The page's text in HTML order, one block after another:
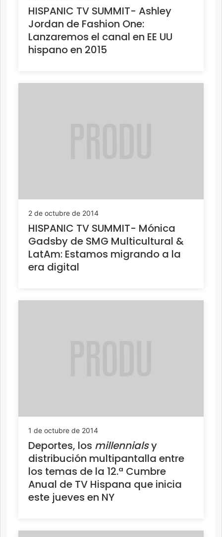
HISPANIC TV SUMMIT- Ashley
Jordan de Fashion One:
Lanzaremos el canal en EE UU
hispano en 2015
2 de octubre de 2014
HISPANIC TV SUMMIT- Mónica
Gadsby de SMG Multicultural &
LatAm: Estamos migrando a la
era digital
1 de octubre de 2014
Deportes, los millennialsy
distribución multipantalla entre
los temas de la 12.ª Cumbre
Anual de TV Hispana que inicia
este jueves en NY